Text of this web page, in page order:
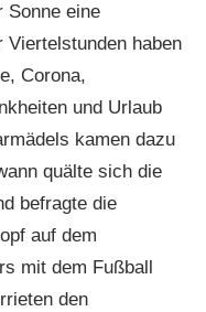
Sonne eine
Viertelstunden haben
Corona,
und Urlaub
kamen dazu
quälte sich die
befragte die
auf dem
mit dem Fußball
den